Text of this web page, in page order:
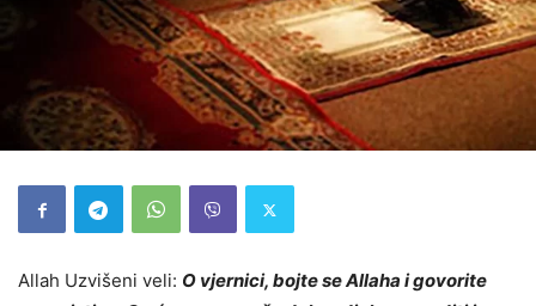
Allah Uzvišeni veli: O vjernici, bojte se Allaha i govorite